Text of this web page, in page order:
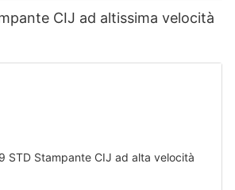
CIJ ad altissima velocità